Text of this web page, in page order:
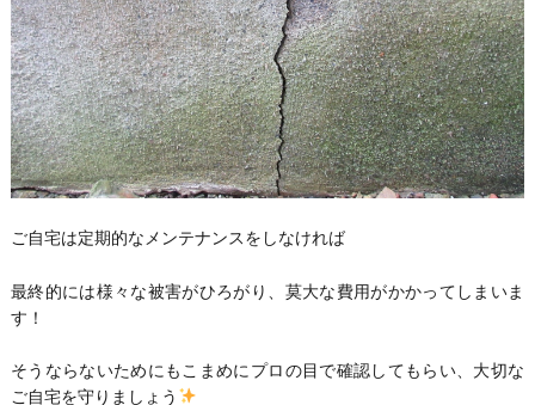
ご自宅は定期的なメンテナンスをしなければ
最終的には様々な被害がひろがり、莫大な費用がかかってしまいま
す！
そうならないためにもこまめにプロの目で確認してもらい、大切な
ご自宅を守りましょう